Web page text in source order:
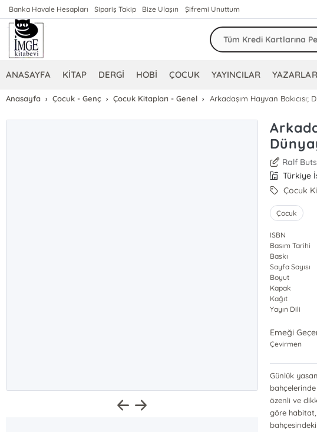
Banka Havale Hesapları Sipariş Takip Bize Ulaşın Şifremi Unuttum
ANASAYFA KİTAP DERGİ HOBİ ÇOCUK YAYINCILAR YAZARLAR
Anasayfa Çocuk - Genç Çocuk Kitapları - Genel Arkadaşım Hayvan Bakıcısı;
Ralf
Türkiye
Çocuk
Çocuk
ISBN
Basım Tarihi
Baskı
Sayfa Sayısı
Boyut
Kapak
Kağıt
Yayın Dili
Emeği
Çevirmen
Günlük
özenli ve
göre habitat,